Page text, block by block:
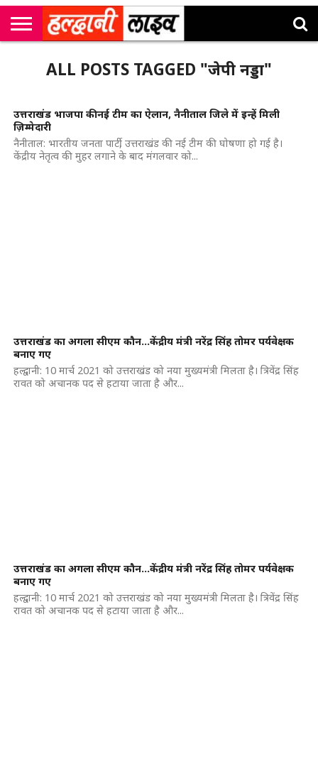
कॉर्नर
उत्तराखंड
मनोरंजन
सम्पादकीय
अलर्ट्सALL POSTS TAGGED "जेपी नड्डा"
उत्तराखंड भाजपा की नई टीम का ऐलान, नैनीताल जिले में इन्हें मिली
ज़िम्मेदारी
नैनीताल: भारतीय जनता पार्टी, उत्तराखंड की नई टीम की घोषणा हो गई है।
केंद्रीय नेतृत्व की मुहर लगाने के बाद मंगलवार को...
उत्तराखंड का अगला सीएम कौन…केंद्रीय मंत्री नरेंद्र सिंह तोमर पर्यवेक्षक
बनाए गए
हल्द्वानी: 10 मार्च 2021 को उत्तराखंड को नया मुख्यमंत्री मिलता है। त्रिवेंद्र सिंह
रावत को अचानक पद से हटाया जाता है और...
उत्तराखंड का अगला सीएम कौन…केंद्रीय मंत्री नरेंद्र सिंह तोमर पर्यवेक्षक
बनाए गए
हल्द्वानी: 10 मार्च 2021 को उत्तराखंड को नया मुख्यमंत्री मिलता है। त्रिवेंद्र सिंह
रावत को अचानक पद से हटाया जाता है और...